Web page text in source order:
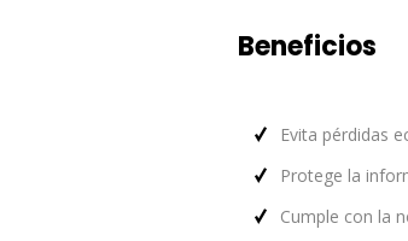
Beneficios
Evita pérdidas
Protege la
Cumple con la